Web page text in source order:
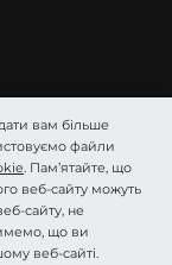
вам більше
файли
. Пам’ятайте, що
веб-сайту можуть
сайту, не
що ви
веб-сайті.